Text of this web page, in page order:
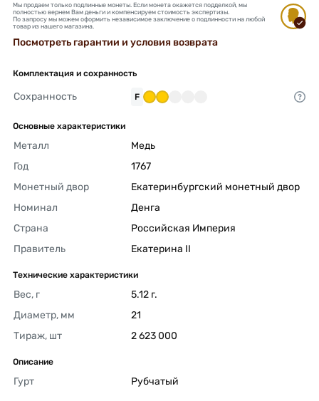
Мы продаем только подлинные монеты. Если монета окажется подделкой, мы
полностью вернем Вам деньги и компенсируем стоимость экспертизы.
По запросу мы можем оформить независимое заключение о подлинности на любой
товар из нашего магазина.
Посмотреть гарантии и условия возврата
Комплектация и сохранность
Сохранность F
Основные характеристики
Металл
Медь
Год
1767
Монетный двор
Екатеринбургский монетный двор
Номинал
Денга
Страна
Российская Империя
Правитель
Екатерина II
Технические характеристики
Вес, г
5.12 г.
Диаметр, мм
21
Тираж, шт
2 623 000
Описание
Гурт Рубчатый